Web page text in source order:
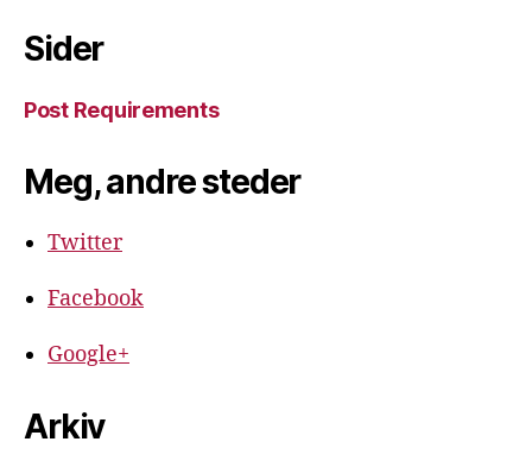
Sider
Post Requirements
Meg, andre steder
Twitter
Facebook
Google+
Arkiv